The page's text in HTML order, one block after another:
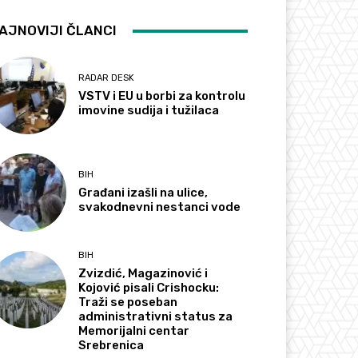
ČLANCI
RADAR DESK
VSTV i EU u borbi za kontrolu
imovine sudija i tužilaca
BIH
Građani izašli na ulice,
svakodnevni nestanci vode
BIH
Zvizdić, Magazinović i
Kojović pisali Crishocku:
Traži se poseban
administrativni status za
Memorijalni centar
Srebrenica